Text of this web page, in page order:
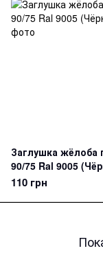
Заглушка жёлоба
90/75 Ral 9005
110 грн